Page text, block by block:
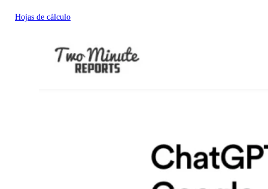
Hojas de cálculo